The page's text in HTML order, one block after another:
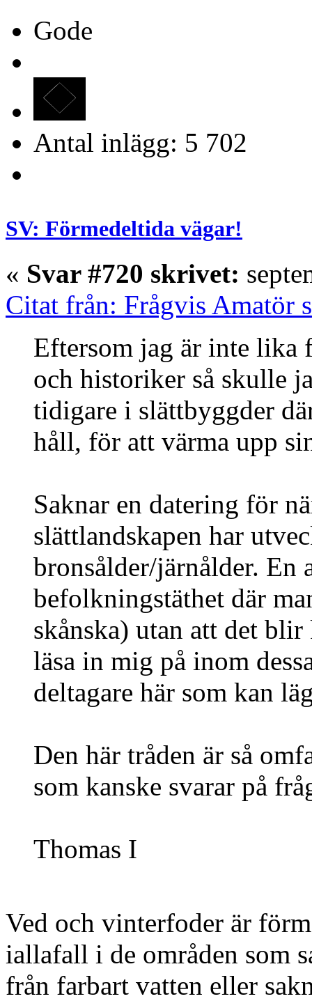
Gode
Antal inlägg: 5 702
SV: Förmedeltida vägar!
« Svar #720 skrivet:
Citat från: Frågvis Amatör
Eftersom jag är inte lika
och historiker så skulle
tidigare i slättbyggder
håll, för att värma upp
Saknar en datering för
slättlandskapen har
bronsålder/järnålder. En
befolkningstäthet där
skånska) utan att det
läsa in mig på inom
deltagare här som kan
Den här tråden är så
som kanske svarar på
Thomas I
Ved och vinterfoder är
iallafall i de områden som
från farbart vatten eller